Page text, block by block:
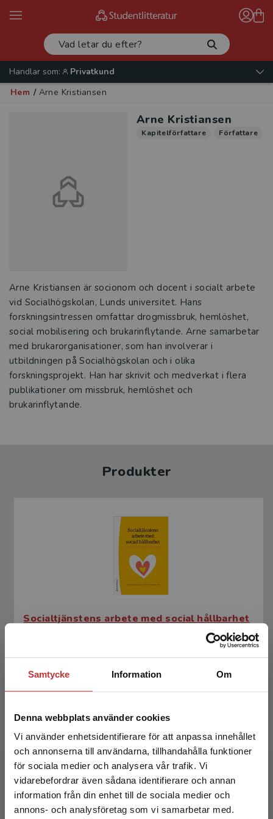
Samtycke Information Om
Denna webbplats använder cookies
Vi använder enhetsidentifierare för att anpassa innehållet
och annonserna till användarna, tillhandahålla funktioner
för sociala medier och analysera vår trafik. Vi
vidarebefordrar även sådana identifierare och annan
information från din enhet till de sociala medier och
annons- och analysföretag som vi samarbetar med.
Begränsad fraktregion
Handlar som:
Privatkund
Hem / Arne Kristiansen
Arne Kristiansen
Kapitelförfattare Författare
Arne Kristiansen är socionom och docent i socialt arbete
vid Socialhögskolan, Lunds universitet. Hans
forskningsintressen omfattar drogmissbruk, hemlöshet,
social mobilisering och brukarinflytande. Arne samarbetar
med brukarorganisationer, som han involverar i
utbildningen på Socialhögskolan och i olika
forskningsprojekt. Han har skrivit och medverkat i flera
publikationer om missbruk, hemlöshet och
brukarinflytande.
Produkter
Socialtjänstens arbete med social hållbarhet
Exkl. moms: 344 kr
Socialtjänstens arbete med social hållbarhet